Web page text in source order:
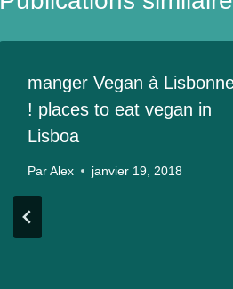
manger Vegan à
! places to eat vegan in
Lisboa
Par Alex janvier 19, 2018